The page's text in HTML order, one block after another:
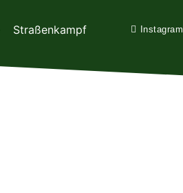
Straßenkampf Instagram